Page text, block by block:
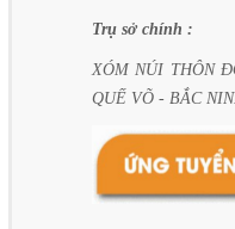
Trụ sở chính :
XÓM NÚI THÔN
QUẾ VÕ - BẮC